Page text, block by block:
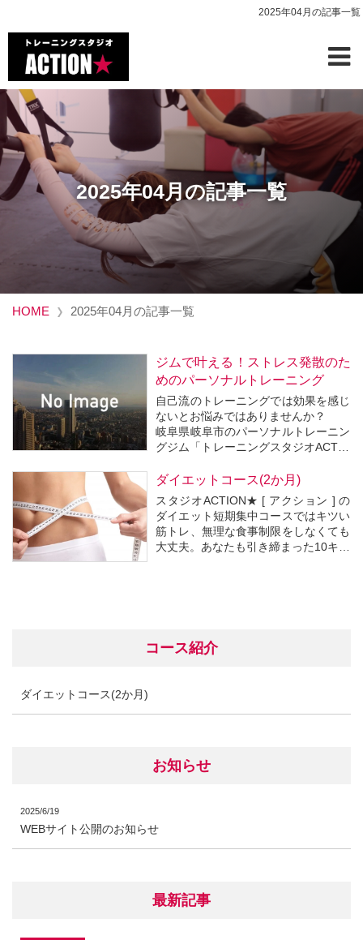
2025年04月の記事一覧
2025年04月の記事一覧
HOME 2025年04月の記事一覧
ジムで叶える！ストレス発散のた
めのパーソナルトレーニング
自己流のトレーニングでは効果を感じ
ないとお悩みではありませんか？
岐阜県岐阜市のパーソナルトレーニン
グジム「トレーニングスタジオACTIO
あなたの目指す体に最適なパーソナル
トレーニングを提供しています。
数多くの方々をみてきた経験豊富なト
レーナーが目標達成へと導いてい...
ダイエットコース(2か月)
スタジオACTION★ [ アクション ] の
ダイエット短期集中コースではキツい
筋トレ、無理な食事制限をしなくても
大丈夫。あなたも引き締まった10キロ
コース紹介
ダイエットコース(2か月)
お知らせ
2025/6/19
WEBサイト公開のお知らせ
最新記事